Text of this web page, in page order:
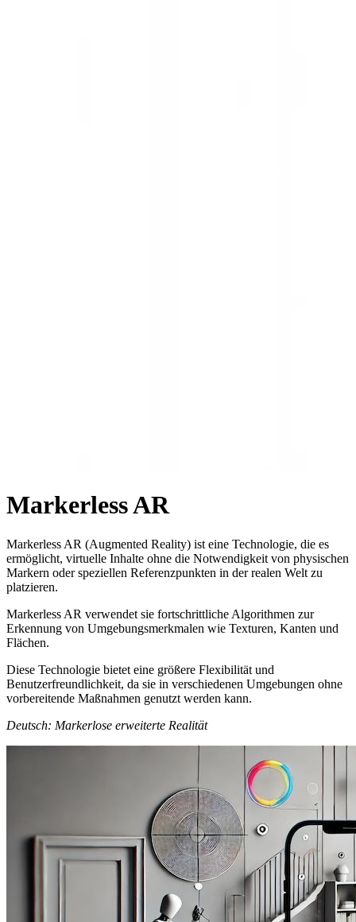
Markerless AR
Markerless AR (Augmented Reality) ist eine Technologie, die es
ermöglicht, virtuelle Inhalte ohne die Notwendigkeit von physischen
Markern oder speziellen Referenzpunkten in der realen Welt zu
platzieren.
Markerless AR verwendet sie fortschrittliche Algorithmen zur
Erkennung von Umgebungsmerkmalen wie Texturen, Kanten und
Flächen.
Diese Technologie bietet eine größere Flexibilität und
Benutzerfreundlichkeit, da sie in verschiedenen Umgebungen ohne
vorbereitende Maßnahmen genutzt werden kann.
Deutsch: Markerlose erweiterte Realität